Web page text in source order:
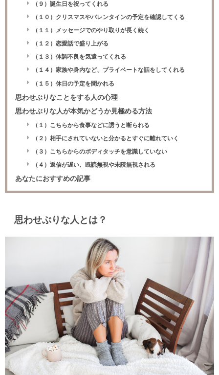
（９）誕生日を祝ってくれる
（１０）クリスマスやバレンタインの予定を確認してくる
（１１）メッセージでのやり取りが長く続く
（１２）恋愛話で盛り上がる
（１３）体調不良を気遣ってくれる
（１４）家族や身内など、プライベートな話をしてくれる
（１５）休日の予定を聞かれる
思わせぶりなことをする人の心理
思わせぶりな人が本気かどうか見極める方法
（１）こちらから食事などに誘うと断られる
（２）相手にされていないと分かるとすぐに離れていく
（３）こちらからのボディタッチを意識していない
（４）返信が遅い、既読無視や未読無視される
あなたにおすすめの記事
思わせぶりな人とは？